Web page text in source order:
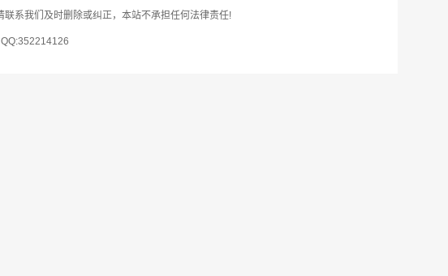
系我们及时删除或纠正，本站不承担任何法律责任!